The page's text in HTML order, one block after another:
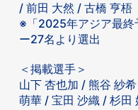
/ 前田 大然 / 古橋 亨梧
※「2025年アジア最終
ー27名より選出
＜掲載選手＞
山下 杏也加 / 熊谷 紗
萌華 / 宝田 沙織 / 杉田